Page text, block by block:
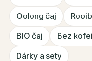
Oolong čaj
BIO čaj Bez
Dárky a sety